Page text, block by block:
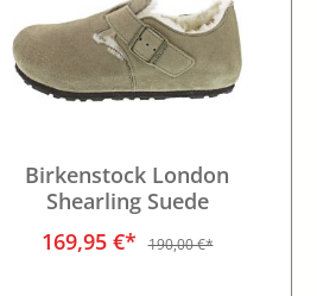
Birkenstock London
Shearling Suede
169,95 €*
190,00 €*